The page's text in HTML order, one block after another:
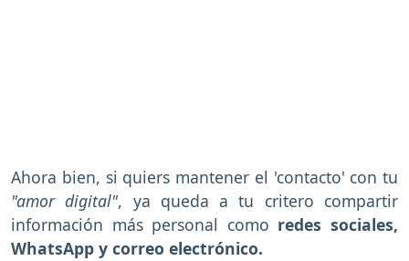
Ahora bien, si quiers mantener el 'contacto' con tu
"amor digital", ya queda a tu critero compartir
información más personal como redes sociales,
WhatsApp y correo electrónico.